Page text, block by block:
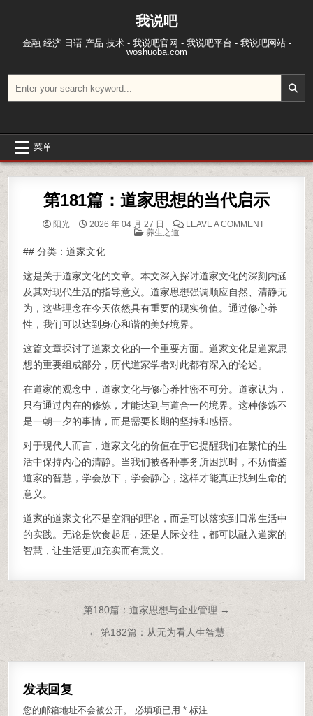
我说吧
金融 经济 日语 产品 技术 - 我说吧官网 - 我说吧平台 - 我说吧网站 -
woshuoba.com
菜单
第181篇：道家思想的当代启示
阳光 2026 年 04 月 27 日 LEAVE A COMMENTON 第181篇
POSTED IN
养生之道
## 分类：道家文化
这是关于道家文化的文章。本文深入探讨道家文化的深刻内涵
及其对现代生活的指导意义。道家思想强调顺应自然、清静无
为，这些理念在今天依然具有重要的现实价值。通过修心养
性，我们可以达到身心和谐的美好境界。
这篇文章探讨了道家文化的一个重要方面。道家文化是道家思
想的重要组成部分，历代道家学者对此都有深入的论述。
在道家的观念中，道家文化与修心养性密不可分。道家认为，
只有通过内在的修炼，才能达到与道合一的境界。这种修炼不
是一朝一夕的事情，而是需要长期的坚持和感悟。
对于现代人而言，道家文化的价值在于它提醒我们在繁忙的生
活中保持内心的清静。当我们被各种事务所困扰时，不妨借鉴
道家的智慧，学会放下，学会静心，这样才能真正找到生命的
意义。
道家的道家文化不是空洞的理论，而是可以落实到日常生活中
的实践。无论是饮食起居，还是人际交往，都可以融入道家的
智慧，让生活更加充实而有意义。
文章导航第180篇：道家思想与企业管理 →
← 第182篇：从无为看人生智慧
发表回复
您的邮箱地址不会被公开。 必填项已用* 标注